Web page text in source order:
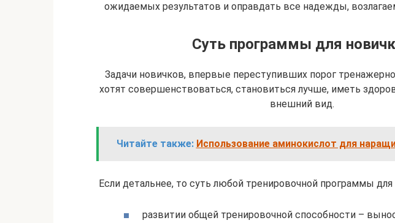
ожидаемых результатов и оправдать все надежды,
Суть программы для
Задачи новичков, впервые переступивших порог
хотят совершенствоваться, становиться лучше, иметь
внешний вид.
Читайте также: Использование аминокислот для
Если детальнее, то суть любой тренировочной программы
развитии общей тренировочной способности –